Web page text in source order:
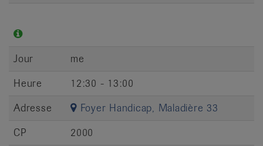
Jour
me
Heure
12:30 - 13:00
Adresse
Foyer Handicap, Maladière 33
CP
2000